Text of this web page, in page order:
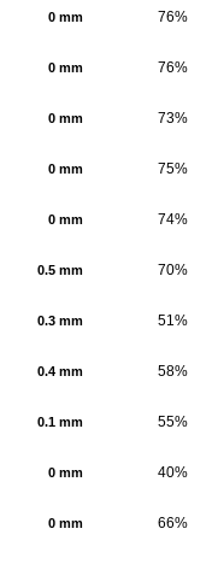
0 mm 76%
0 mm 76%
0 mm 73%
0 mm 75%
0 mm 74%
0.5 mm 70%
0.3 mm 51%
0.4 mm 58%
0.1 mm 55%
0 mm 40%
0 mm 66%